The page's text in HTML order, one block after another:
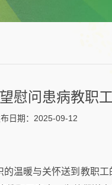
慰问患病教职
日期：2025-09-12
温暖与关怀送到教职